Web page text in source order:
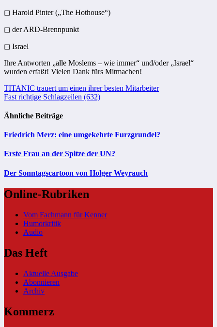
◻ Harold Pinter („The Hothouse“)
◻ der ARD-Brennpunkt
◻ Israel
Ihre Antworten „alle Moslems – wie immer“ und/oder „Israel“
wurden erfaßt! Vielen Dank fürs Mitmachen!
Beitragsnavigation
TITANIC trauert um einen ihrer besten Mitarbeiter
Fast richtige Schlagzeilen (632)
Ähnliche Beiträge
Friedrich Merz: eine umgekehrte Furzgrundel?
Erste Frau an der Spitze der UN?
Der Sonntagscartoon von Holger Weyrauch
Online-Rubriken
Vom Fachmann für Kenner
Humorkritik
Audio
Das Heft
Aktuelle Ausgabe
Abonnieren
Archiv
Kommerz